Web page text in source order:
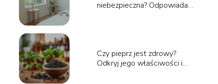
niebezpieczna? Odpowiadamy
Czy pieprz jest zdrowy?
Odkryj jego właściwości i